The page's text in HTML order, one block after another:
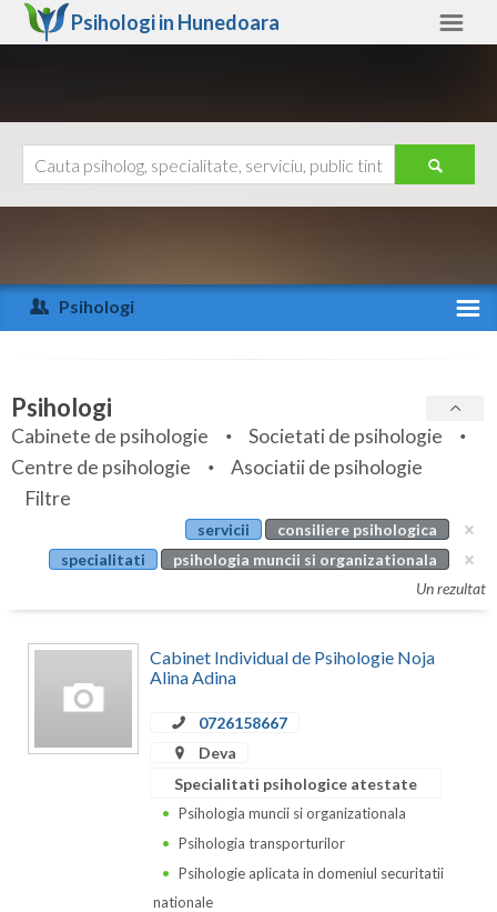
Psihologi in Hunedoara
Arad
Arges
Bihor
Bistrita-Nasaud
Botosani
Braila
Bucuresti
Buzau
Ajutor
Psihologi
Specialitati
Servicii
Articole
Psihologi
Cabinete de psihologie
Societati de psihologie
Centre de psihologie
Asociatii de psihologie
Filtre
servicii
consiliere psihologica
specialitati
psihologia muncii si organizationala
Un rezultat
Cabinet Individual de Psihologie Noja
Alina Adina
0726158667
Deva
Specialitati psihologice atestate
Psihologia muncii si organizationala
Psihologia transporturilor
Psihologie aplicata in domeniul securitatii
nationale